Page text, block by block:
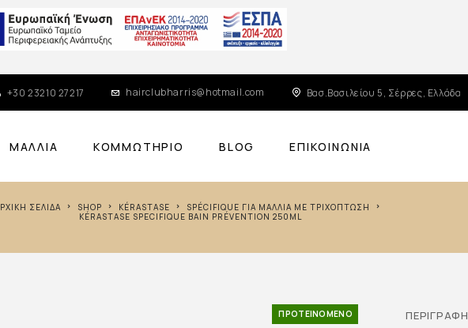
+30 23210 27217 hairclubharris@hotmail.com Βασ.Βασιλείου 5, Σέρρες, Ελλάδα
ΜΑΛΛΙΆ ΚΟΜΜΩΤΉΡΙΟ BLOG ΕΠΙΚΟΙΝΩΝΊΑ
ΑΡΧΙΚΉ ΣΕΛΊΔΑ SHOP KÉRASTASE
SPÉCIFIQUE ΓΙΑ ΜΑΛΛΙΆ ΜΕ ΤΡΙΧΌΠΤΩΣΗ
KÉRASTASE SPECIFIQUE BAIN PRÉVENTION 250ML
ΠΡΟΤΕΙΝΌΜΕΝΟ ΠΕΡΙΓΡΑΦΉ